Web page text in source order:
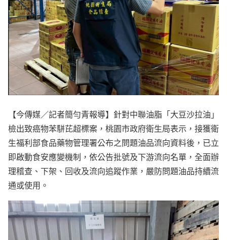
【今傳媒／記者簡勻青報導】針對中聯油脂「大豆沙拉油」
檢出致癌物苯駢芘超標案，桃園市政府衛生局表示，接獲衛
生福利部食品藥物管理署公布之問題油品流向資料後，已立
即啟動食安應變機制，依公告批號及下游流向名單，全面辦
理稽查、下架、回收及流向追蹤作業，嚴防問題油品持續流
通或使用。